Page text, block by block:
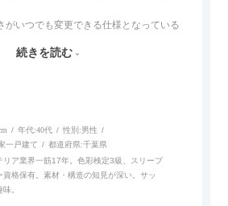
がいつでも変更できる仕様となっている
して使用可能なスライドテーブルや収納
どが置けるスライド棚板がついているの
フィスなどでの収納家具やリビングでの
的な用途に対応しています。
ライド式となっているので開閉時のス
られ、省スペースでご利用いただけるの
続きを読む
年代:40代 性別:男性
一戸建て 都道府県:千葉県
リア業界一筋17年。色彩検定3級、スリープ
資格保有。素材・構造の知見が深い。サッ
。